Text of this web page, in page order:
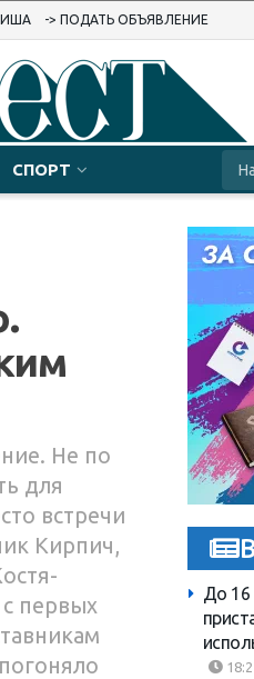
-> ПОДАТЬ ОБЪЯВЛЕНИЕ
СПОРТ
Не по
для
встречи
Кирпич,
первых
До 16